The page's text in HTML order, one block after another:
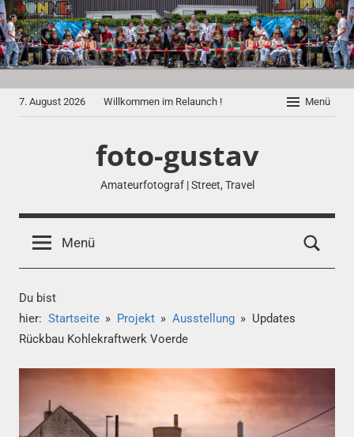
Zum
Inhalt
springen
7. August 2026 Willkommen im Relaunch ! Menü
foto-gustav
Amateurfotograf | Street, Travel
Menü
Du bist
hier: Startseite Projekt Ausstellung
Updates
Rückbau Kohlekraftwerk Voerde